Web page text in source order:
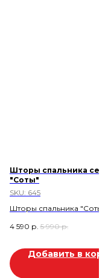
Шторы спальника
"Соты"
SKU: 645
Шторы спальника "Соты" .
Евростандарт
4 590 р. 5 990 р.
Добавить в